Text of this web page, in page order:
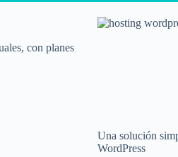
con planes
Una solución
WordPress